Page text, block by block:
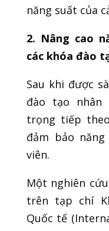
năng suất của
2. Nâng cao
các khóa đào
Sau khi được
đào tạo nhân
trọng tiếp
đảm bảo
viên.
Một nghiên
trên tạp chí
Quốc tế